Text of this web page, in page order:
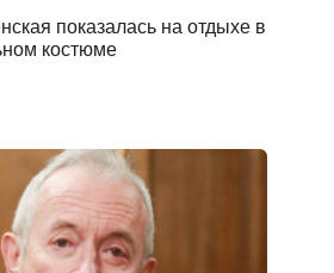
показалась на отдыхе в
костюме